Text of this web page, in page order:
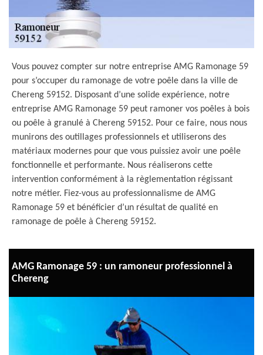
Vous pouvez compter sur notre entreprise AMG Ramonage 59
pour s’occuper du ramonage de votre poêle dans la ville de
Chereng 59152. Disposant d’une solide expérience, notre
entreprise AMG Ramonage 59 peut ramoner vos poêles à bois
ou poêle à granulé à Chereng 59152. Pour ce faire, nous nous
munirons des outillages professionnels et utiliserons des
matériaux modernes pour que vous puissiez avoir une poêle
fonctionnelle et performante. Nous réaliserons cette
intervention conformément à la règlementation régissant
notre métier. Fiez-vous au professionnalisme de AMG
Ramonage 59 et bénéficier d’un résultat de qualité en
ramonage de poêle à Chereng 59152.
AMG Ramonage 59 : un ramoneur professionnel à
Chereng